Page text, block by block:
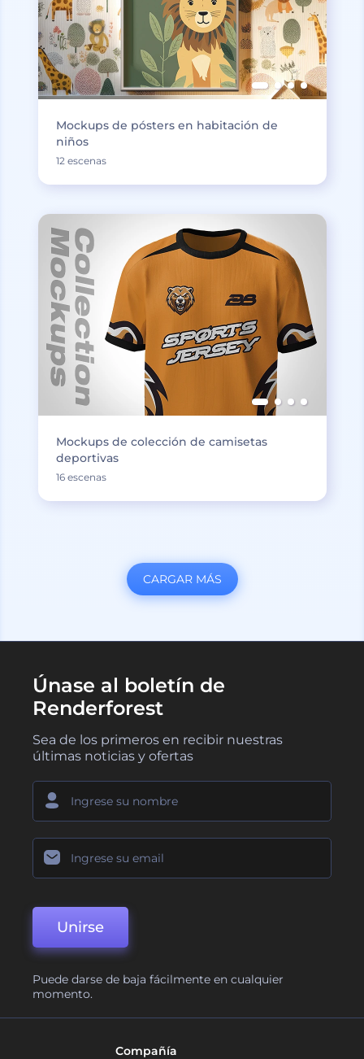
Mockups de pósters en habitación de
niños
12 escenas
Mockups de colección de camisetas
deportivas
16 escenas
CARGAR MÁS
Únase al boletín de
Renderforest
Sea de los primeros en recibir nuestras
últimas noticias y ofertas
Unirse
Puede darse de baja fácilmente en cualquier
momento.
Compañía